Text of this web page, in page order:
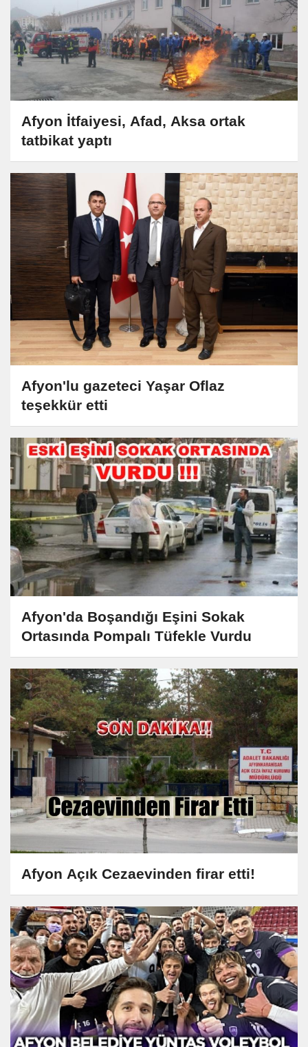
Afyon İtfaiyesi, Afad, Aksa ortak
tatbikat yaptı
Afyon'lu gazeteci Yaşar Oflaz
teşekkür etti
Afyon'da Boşandığı Eşini Sokak
Ortasında Pompalı Tüfekle Vurdu
Afyon Açık Cezaevinden firar etti!